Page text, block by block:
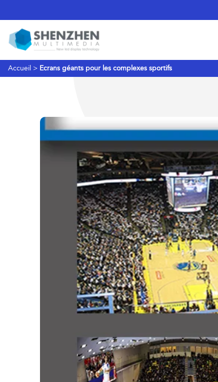
Accueil > Ecrans géants pour les complexes sportifs